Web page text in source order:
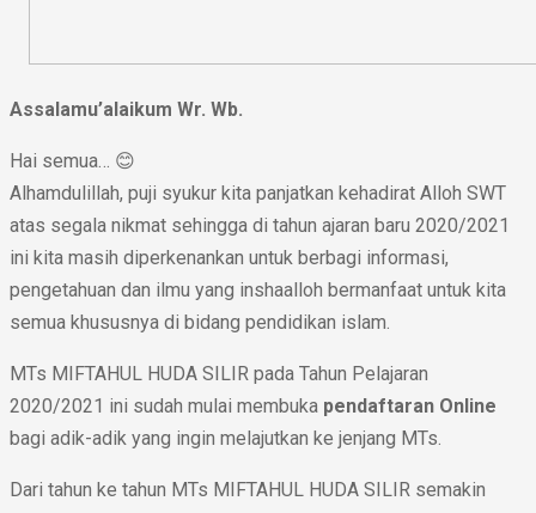
Assalamu’alaikum Wr. Wb.
Hai semua… 😊
Alhamdulillah, puji syukur kita panjatkan kehadirat Alloh SWT
atas segala nikmat sehingga di tahun ajaran baru 2020/2021
ini kita masih diperkenankan untuk berbagi informasi,
pengetahuan dan ilmu yang inshaalloh bermanfaat untuk kita
semua khususnya di bidang pendidikan islam.
MTs MIFTAHUL HUDA SILIR pada Tahun Pelajaran
2020/2021 ini sudah mulai membuka pendaftaran Online
bagi adik-adik yang ingin melajutkan ke jenjang MTs.
Dari tahun ke tahun MTs MIFTAHUL HUDA SILIR semakin